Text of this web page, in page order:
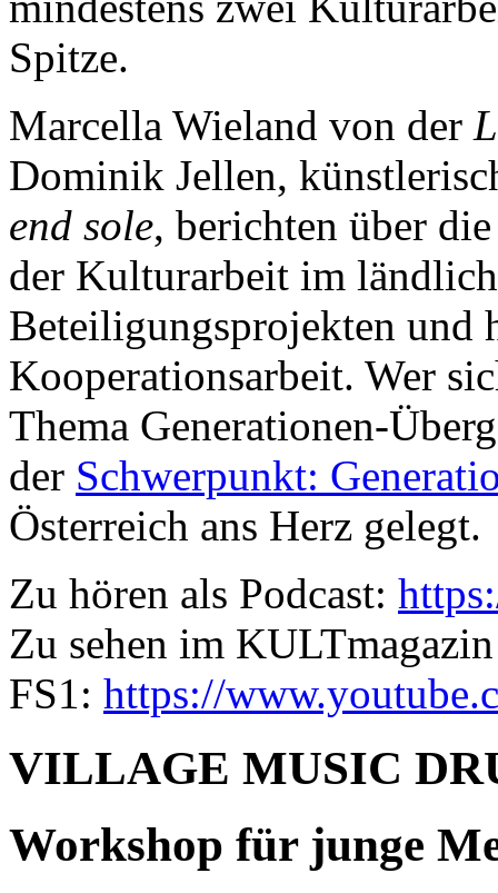
Spitze.
Marcella Wieland von der
Dominik Jellen,
end sole, berichten über
der Kulturarbeit im
Beteiligungsprojekten und
Kooperationsarbeit. Wer
Thema Generationen-
der Schwerpunkt:
Österreich ans Herz gelegt.
Zu hören als Podcast:
Zu sehen im
FS1: https://
VILLAGE MUSIC
Workshop für junge